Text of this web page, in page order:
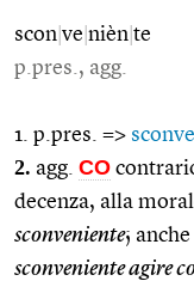
scon ve nièn te
p.pres., agg.
1. p.pres. =>
2. agg. CO
decenza, alla
sconveniente;
sconveniente agire